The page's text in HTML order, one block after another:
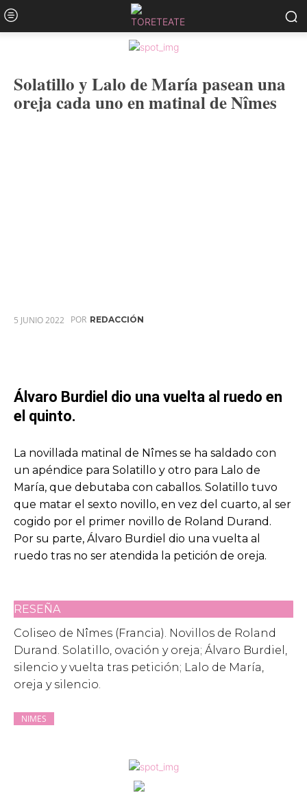
Solatillo y Lalo de María pasean una
oreja cada uno en matinal de Nîmes
5 JUNIO 2022 POR REDACCIÓN
Álvaro Burdiel dio una vuelta al ruedo en
el quinto.
La novillada matinal de Nîmes se ha saldado con
un apéndice para Solatillo y otro para Lalo de
María, que debutaba con caballos. Solatillo tuvo
que matar el sexto novillo, en vez del cuarto, al ser
cogido por el primer novillo de Roland Durand.
Por su parte, Álvaro Burdiel dio una vuelta al
ruedo tras no ser atendida la petición de oreja.
RESEÑA
Coliseo de Nîmes (Francia). Novillos de Roland
Durand. Solatillo, ovación y oreja; Álvaro Burdiel,
silencio y vuelta tras petición; Lalo de María,
oreja y silencio.
NIMES